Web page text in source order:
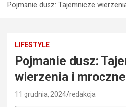
Pojmanie dusz: Tajemnicze
LIFESTYLE
Pojmanie dusz:
wierzenia i
11 grudnia, 2024 redakcja